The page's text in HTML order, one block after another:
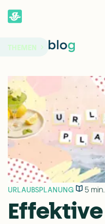
THEMEN
URLAUBSPLANUNG 5 min.
Effektive